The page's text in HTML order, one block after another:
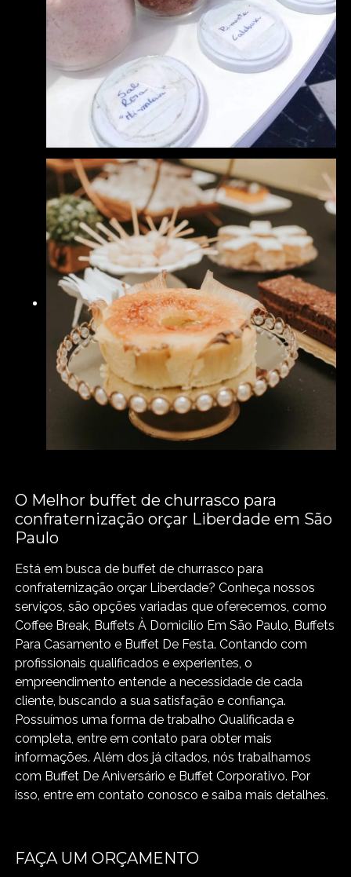
O Melhor buffet de churrasco para
confraternização orçar Liberdade em São
Paulo
Está em busca de buffet de churrasco para
confraternização orçar Liberdade? Conheça nossos
serviços, são opções variadas que oferecemos, como
Coffee Break, Buffets À Domicilío Em São Paulo, Buffets
Para Casamento e Buffet De Festa. Contando com
profissionais qualificados e experientes, o
empreendimento entende a necessidade de cada
cliente, buscando a sua satisfação e confiança.
Possuímos uma forma de trabalho Qualificada e
completa, entre em contato para obter mais
informações. Além dos já citados, nós trabalhamos
com Buffet De Aniversário e Buffet Corporativo. Por
isso, entre em contato conosco e saiba mais detalhes.
FAÇA UM ORÇAMENTO